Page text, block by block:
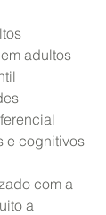
em adultos
e cognitivos
com a
a